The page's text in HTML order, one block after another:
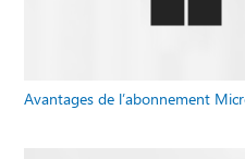
Avantages de l’abonnement